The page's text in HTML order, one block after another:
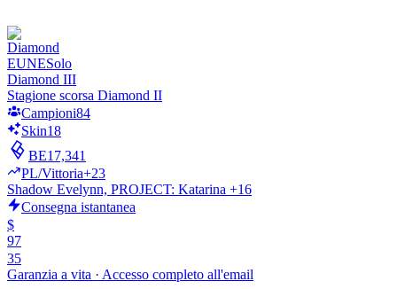
Hwei
Zyra
Kai'Sa
Seraphine
Gnar
Zac
Thresh
Yasuo
Vel'Koz
Taliyah
Illaoi
Camille
Rek'Sai
Akshan
Ivern
Kalista
Bard
EUNESolo
Diamond III
Stagione scorsa Diamond II
Campioni84
Skin18
BE17,341
PL/Vittoria+23
Shadow Evelynn, PROJECT: Katarina +16
Consegna istantanea
$
97
35
Garanzia a vita · Accesso completo all'email